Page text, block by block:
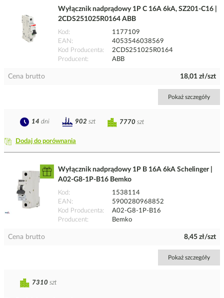
Wyłącznik nadprądowy 1P C 16A 6kA, SZ201-C16 |
2CDS251025R0164 ABB
Kod
1177109
EAN
4053546038569
Kod Producenta
2CDS251025R0164
Producent
ABB
Cena brutto 18,01 zł/szt
Pokaż szczegóły
Dodaj do porównania
7770 szt
14 dni 902 szt
Wyłącznik nadprądowy 1P B 16A 6kA Schelinger |
A02-G8-1P-B16 Bemko
Kod
1538114
EAN
5900280968852
Kod Producenta
A02-G8-1P-B16
Producent
Bemko
Cena brutto 8,45 zł/szt
Pokaż szczegóły
7310 szt